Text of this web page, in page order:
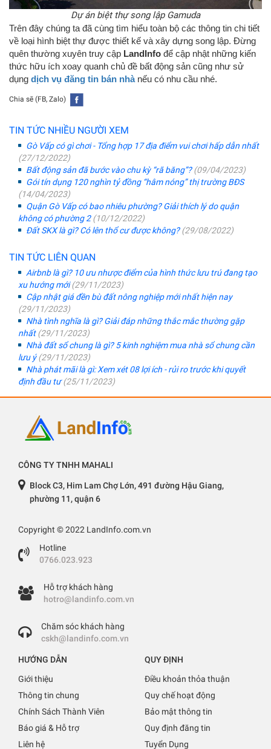
Dự án biệt thự song lập Gamuda
Trên đây chúng ta đã cùng tìm hiểu toàn bộ các thông tin chi tiết
về loại hình biệt thự được thiết kế và xây dựng song lập. Đừng
quên thường xuyên truy cập LandInfo để cập nhật những kiến
thức hữu ích xoay quanh chủ đề bất động sản cũng như sử
dụng dịch vụ đăng tin bán nhànếu có nhu cầu nhé.
Chia sẽ (FB, Zalo)
TIN TỨC NHIỀU NGƯỜI XEM
Gò Vấp có gì chơi - Tổng hợp 17 địa điểm vui chơi hấp dẫn nhất
(27/12/2022)
Bất động sản đã bước vào chu kỳ “rã băng”?(09/04/2023)
Gói tín dụng 120 nghìn tỷ đồng “hâm nóng” thị trường BĐS
(14/04/2023)
Quận Gò Vấp có bao nhiêu phường? Giải thích lý do quận
không có phường 2(10/12/2022)
Đất SKX là gì? Có lên thổ cư được không?(29/08/2022)
TIN TỨC LIÊN QUAN
Airbnb là gì? 10 ưu nhược điểm của hình thức lưu trú đang tạo
xu hướng mới(29/11/2023)
Cập nhật giá đền bù đất nông nghiệp mới nhất hiện nay
(29/11/2023)
Nhà tình nghĩa là gì? Giải đáp những thắc mắc thường gặp
nhất(29/11/2023)
Nhà đất sổ chung là gì? 5 kinh nghiệm mua nhà sổ chung cần
lưu ý(29/11/2023)
Nhà phát mãi là gì: Xem xét 08 lợi ích - rủi ro trước khi quyết
định đầu tư(25/11/2023)
CÔNG TY TNHH MAHALI
Block C3, Him Lam Chợ Lớn, 491 đường Hậu Giang,
phường 11, quận 6
Copyright © 2022 LandInfo.com.vn
Hotline
0766.023.923
Hỗ trợ khách hàng
hotro@landinfo.com.vn
Chăm sóc khách hàng
cskh@landinfo.com.vn
HƯỚNG DẪN
Giới thiệu
Thông tin chung
Chính Sách Thành Viên
Báo giá & Hỗ trợ
Liên hệ
QUY ĐỊNH
Điều khoản thỏa thuận
Quy chế hoạt động
Bảo mật thông tin
Quy định đăng tin
Tuyển Dụng